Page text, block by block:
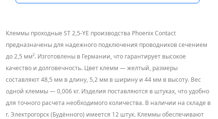
Клеммы проходные ST 2,5-YE производства Phoenix Contact
предназначены для надежного подключения проводников сечением
до 2,5 мм². Изготовлены в Германии, что гарантирует высокое
качество и долговечность. Цвет клемм — желтый, размеры
составляют 48,5 мм в длину, 5,2 мм в ширину и 44 мм в высоту. Вес
одной клеммы — 0,006 кг. Изделия поставляются в штуках, что удобно
для точного расчета необходимого количества. В наличии на складе в
г. Электрогорск (Будённого) имеется 12 штук. Клеммы обеспечивают